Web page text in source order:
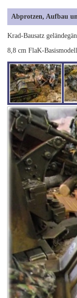
Abprotzen, Aufbau
Krad-Bausatz
8,8 cm FlaK-